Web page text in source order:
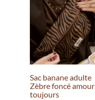
Sac banane adulte
Zèbre foncé amour
toujours